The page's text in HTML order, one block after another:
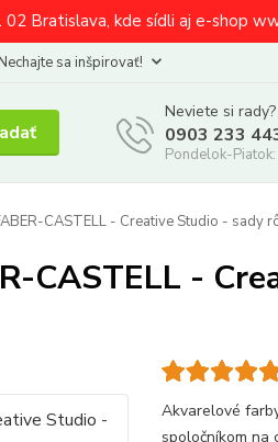
Bratislava, kde sídli aj e-shop
Nechajte sa inšpirovať!
Neviete si
0903 233
Pondelok-
CASTELL - Creative Studio - sady
CASTELL -
Akvarelové
spoločníkom na